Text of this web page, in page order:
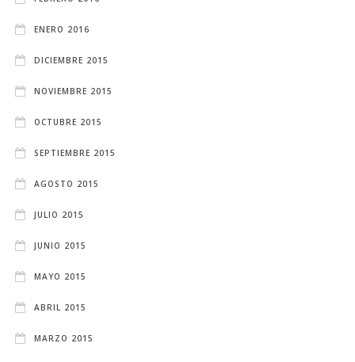
ENERO 2016
DICIEMBRE 2015
NOVIEMBRE 2015
OCTUBRE 2015
SEPTIEMBRE 2015
AGOSTO 2015
JULIO 2015
JUNIO 2015
MAYO 2015
ABRIL 2015
MARZO 2015